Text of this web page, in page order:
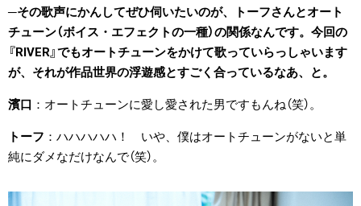
その歌声にかんしてぜひ伺いたいのが、トーフさんとオート
チューン（ボイス・エフェクトの一種）の関係なんです。今回の
『RIVER』でもオートチューンをかけて歌っていらっしゃいます
が、それが作品世界の浮遊感とすごく合っているなあ、と。
濱口 オートチューンに愛し愛された男ですもんね（笑）。
トーフ
ハハハハハ！ いや、僕はオートチューンがないと単
純にダメなだけなんで（笑）。